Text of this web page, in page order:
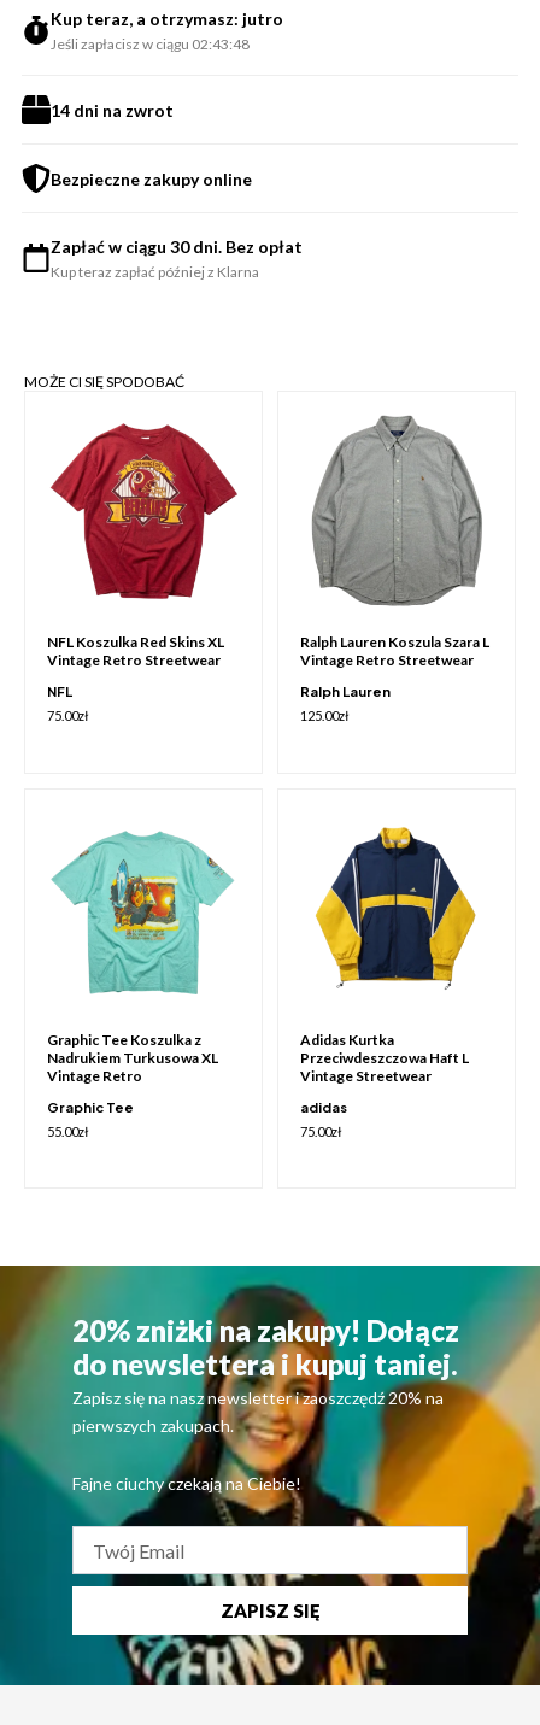
Kup teraz, a otrzymasz: jutro
Jeśli zapłacisz w ciągu 02:43:48
14 dni na zwrot
Bezpieczne zakupy online
Zapłać w ciągu 30 dni. Bez opłat
Kup teraz zapłać później z Klarna
MOŻE CI SIĘ SPODOBAĆ
NFL Koszulka Red Skins XL
Vintage Retro Streetwear
NFL
75.00zł
Ralph Lauren Koszula Szara L
Vintage Retro Streetwear
Ralph Lauren
125.00zł
Graphic Tee Koszulka z
Nadrukiem Turkusowa XL
Vintage Retro
Graphic Tee
55.00zł
Adidas Kurtka
Przeciwdeszczowa Haft L
Vintage Streetwear
adidas
75.00zł
20% zniżki na zakupy! Dołącz
do newslettera i kupuj taniej.
Zapisz się na nasz newsletter i zaoszczędź 20% na
pierwszych zakupach.
Fajne ciuchy czekają na Ciebie!
ZAPISZ SIĘ